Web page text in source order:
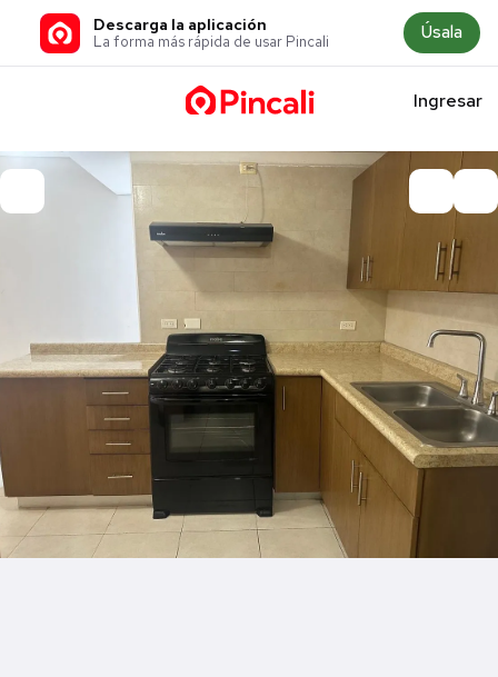
Descarga la aplicación
La forma más rápida de usar Pincali Úsala
Ingresar